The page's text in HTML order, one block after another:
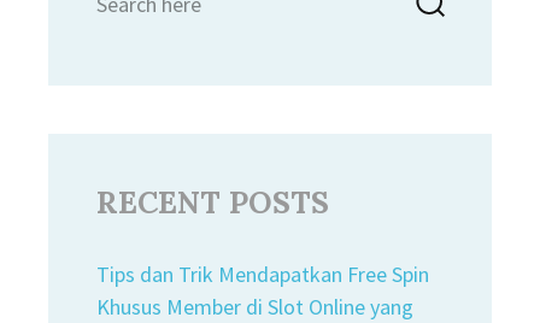
for:
RECENT POSTS
Tips dan Trik Mendapatkan Free Spin
Khusus Member di Slot Online yang